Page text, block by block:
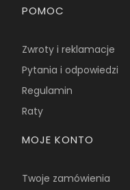
Linki w stopce
POMOC
Zwroty i reklamacje
Pytania i odpowiedzi
Regulamin
Raty
MOJE KONTO
Twoje zamówienia